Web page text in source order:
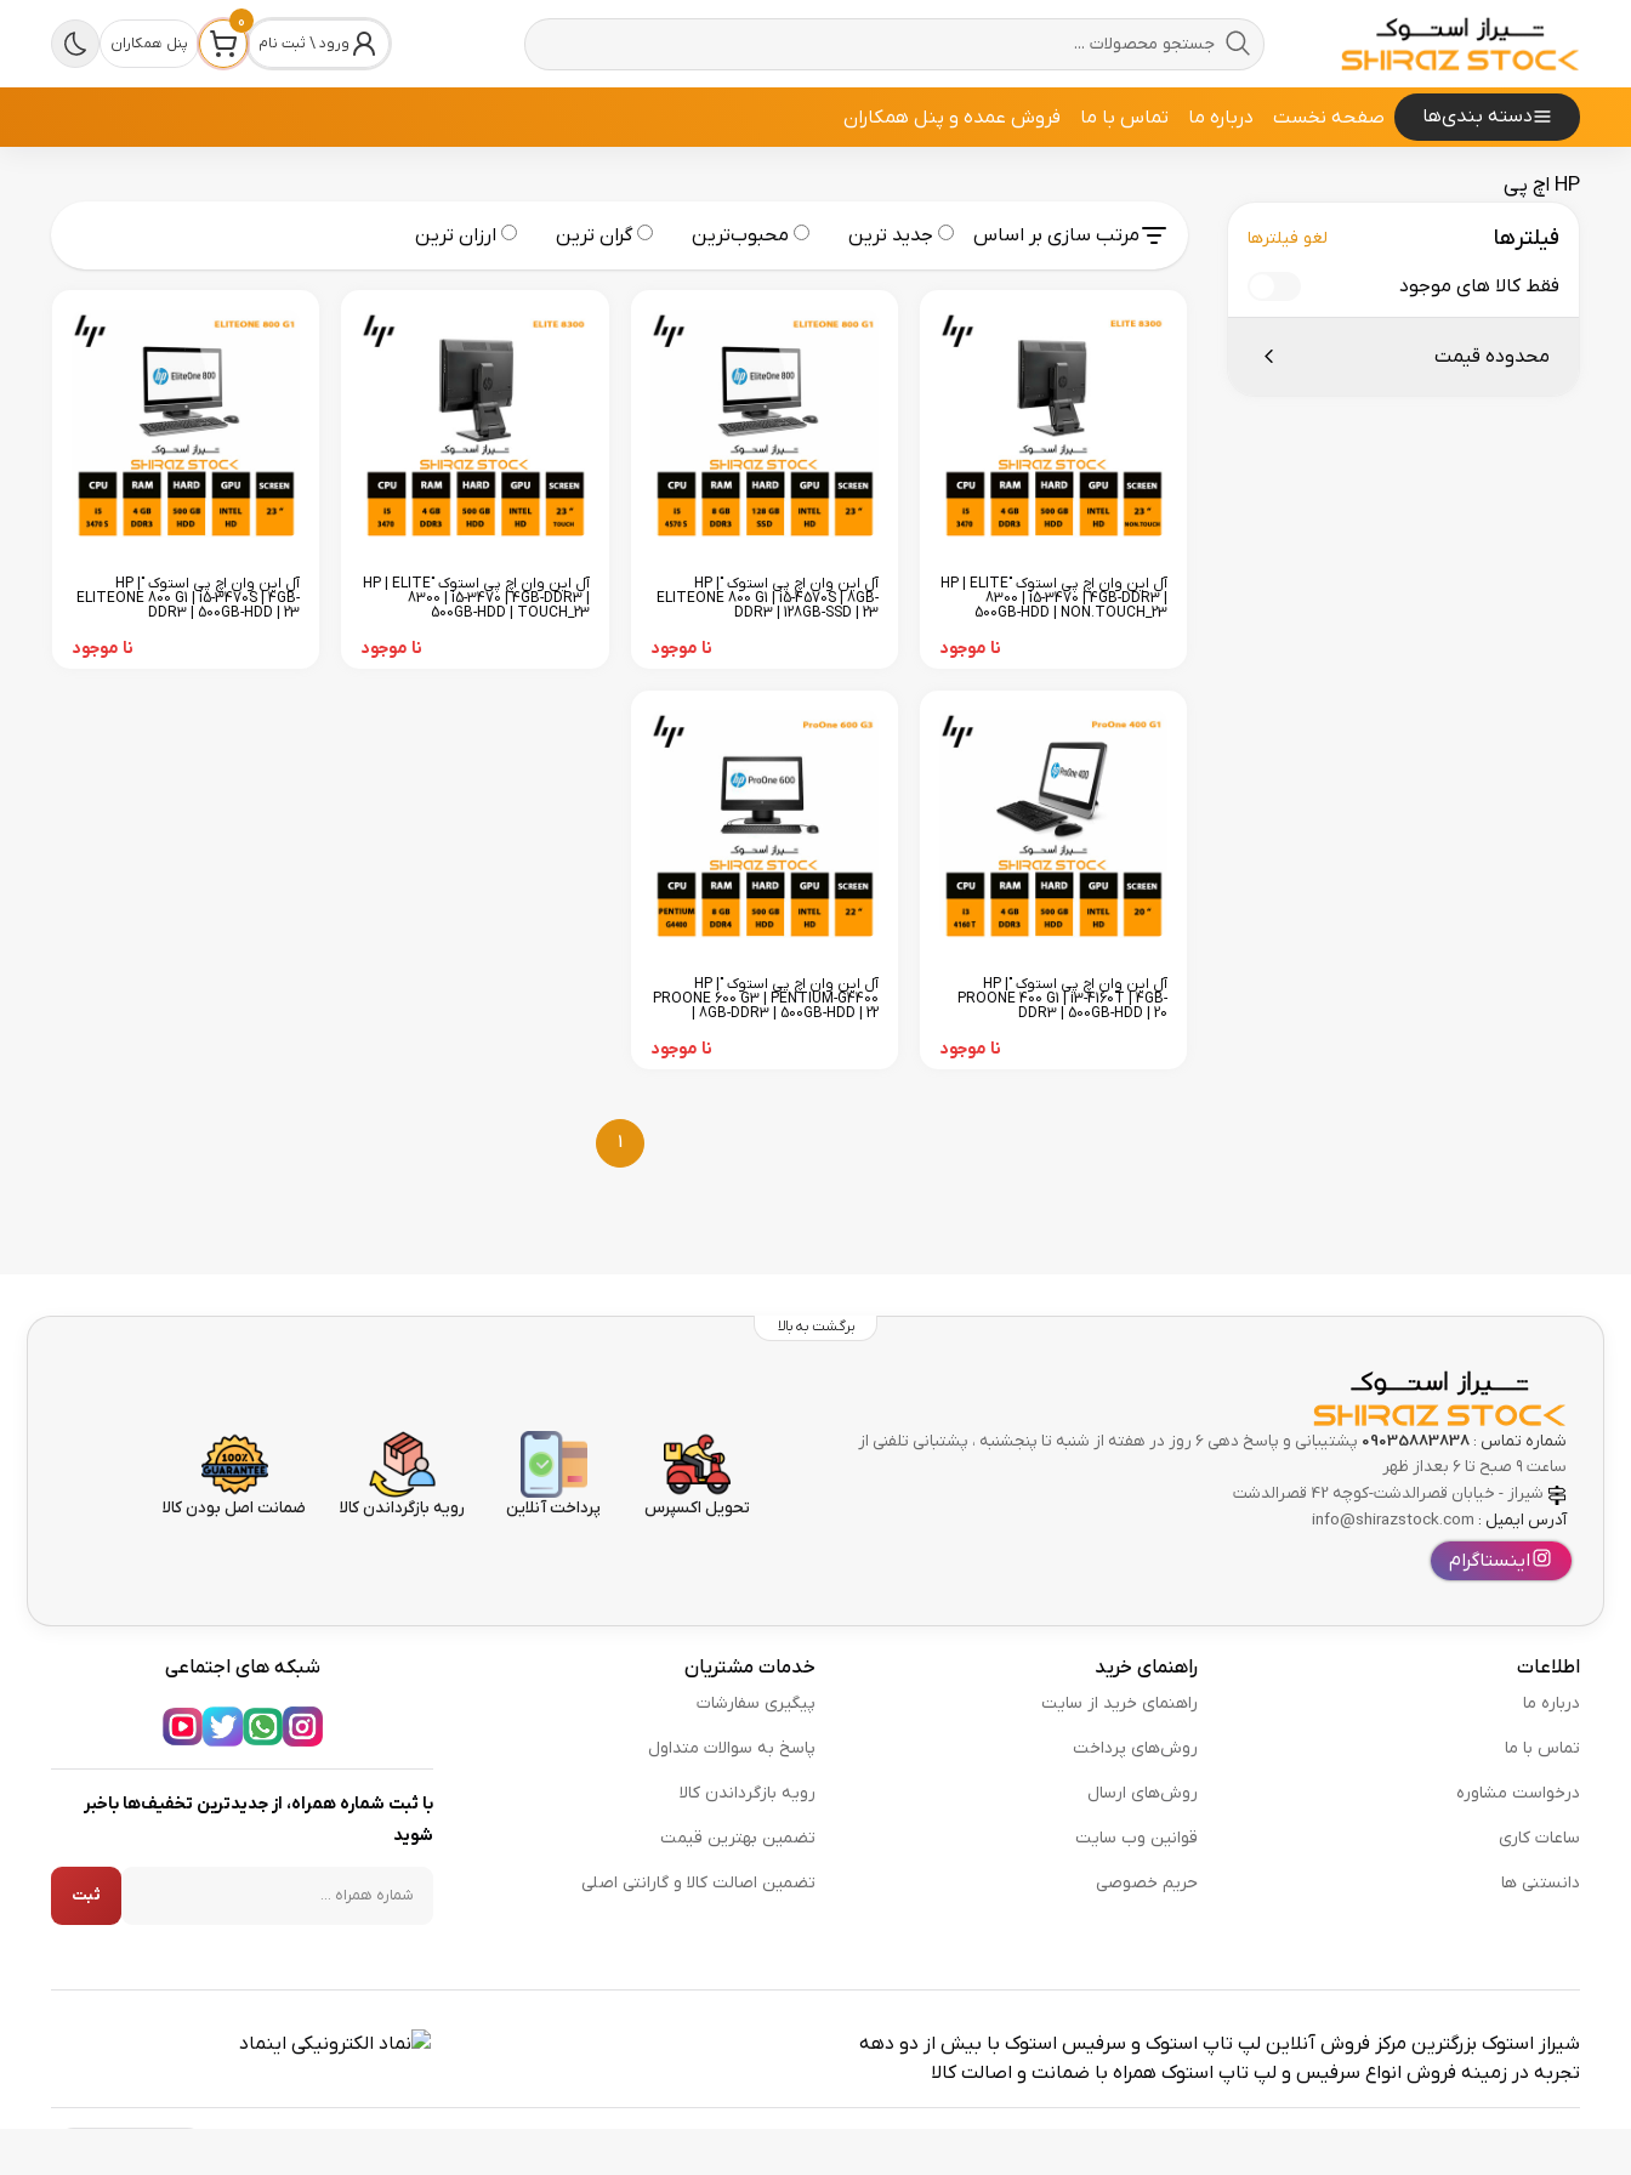
ورود \ ثبت نام
0
پنل همکاران
دسته بندی‌ها صفحه نخست درباره ما تماس با ما فروش عمده و پنل همکاران
HP اچ پی
فیلترها لغو فیلترها
فقط کالا های موجود
محدوده قیمت
مرتب سازی بر اساس جدید ترین محبوب‌ترین گران ترین ارزان ترین
آل این وان اچ پی استوک "HP | ELITE
8300 | i5-3470 | 4GB-DDR3 |
500GB-HDD | NON.TOUCH_23
نا موجود
آل این وان اچ پی استوک "HP |
ELITEONE 800 G1 | i5-4570S | 8GB-
DDR3 | 128GB-SSD | 23
نا موجود
آل این وان اچ پی استوک "HP | ELITE
8300 | i5-3470 | 4GB-DDR3 |
500GB-HDD | TOUCH_23
نا موجود
آل این وان اچ پی استوک "HP |
ELITEONE 800 G1 | i5-3470S | 4GB-
DDR3 | 500GB-HDD | 23
نا موجود
آل این وان اچ پی استوک "HP |
PROONE 400 G1 | i3-4160T | 4GB-
DDR3 | 500GB-HDD | 20
نا موجود
آل این وان اچ پی استوک "HP |
PROONE 600 G3 | PENTIUM-G4400
| 8GB-DDR3 | 500GB-HDD | 22
نا موجود
1
برگشت به بالا
شماره تماس : 09035883838
پشتیبانی و پاسخ دهی 6 روز در هفته از شنبه تا پنجشنبه ، پشتبانی تلفنی از
ساعت ۹ صبح تا ۶ بعداز ظهر
شیراز - خیابان قصرالدشت-کوچه 42 قصرالدشت
آدرس ایمیل :
اینستاگرام
تحویل اکسپرس پرداخت آنلاین رویه بازگرداندن کالا ضمانت اصل بودن کالا
اطلاعات
درباره ما
تماس با ما
درخواست مشاوره
ساعات کاری
دانستنی ها
راهنمای خرید
راهنمای خرید از سایت
روش‌های پرداخت
روش‌های ارسال
قوانین وب سایت
حریم خصوصی
خدمات مشتریان
پیگیری سفارشات
پاسخ به سوالات متداول
رویه بازگرداندن کالا
تضمین بهترین قیمت
تضمین اصالت کالا و گارانتی اصلی
شبکه های اجتماعی
با ثبت شماره همراه، از جدیدترین تخفیف‌ها باخبر
شوید
ثبت
شیراز استوک بزرگترین مرکز فروش آنلاین لپ تاپ استوک و سرفیس استوک با بیش از دو دهه
تجربه در زمینه فروش انواع سرفیس و لپ تاپ استوک همراه با ضمانت و اصالت کالا